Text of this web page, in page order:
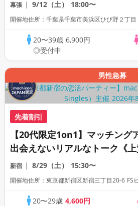
幕張 9/12（土） 18:00〜
開催地住所：千葉県千葉市美浜区ひび野２丁
20〜39歳 6,900円
◎受付中
男性急募
先着割引
【20代限定1on1】マッチング
出会えないリアルなトーク《
席専用会場》《全席半個室》《
き》《machicon JAPAN主催
新宿 8/29（土） 15:30〜
開催地住所：東京都新宿区新宿三丁目20-6 FS
20〜29歳4,600円